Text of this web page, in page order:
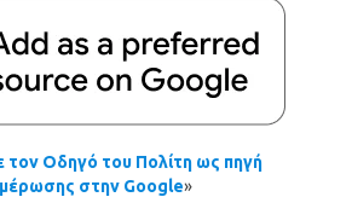
Οδηγό του Πολίτη ως πηγή
στην Google»